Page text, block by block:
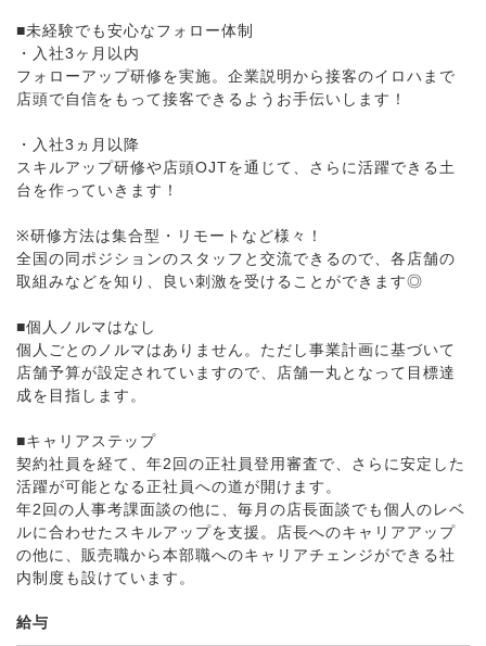
■未経験でも安心なフォロー体制
・入社3ヶ月以内
フォローアップ研修を実施。企業説明から接客のイロハまで
店頭で自信をもって接客できるようお手伝いします！
・入社3ヵ月以降
スキルアップ研修や店頭OJTを通じて、さらに活躍できる土
台を作っていきます！
※研修方法は集合型・リモートなど様々！
全国の同ポジションのスタッフと交流できるので、各店舗の
取組みなどを知り、良い刺激を受けることができます◎
■個人ノルマはなし
個人ごとのノルマはありません。ただし事業計画に基づいて
店舗予算が設定されていますので、店舗一丸となって目標達
成を目指します。
■キャリアステップ
契約社員を経て、年2回の正社員登用審査で、さらに安定した
活躍が可能となる正社員への道が開けます。
年2回の人事考課面談の他に、毎月の店長面談でも個人のレベ
ルに合わせたスキルアップを支援。店長へのキャリアアップ
の他に、販売職から本部職へのキャリアチェンジができる社
内制度も設けています。
給与